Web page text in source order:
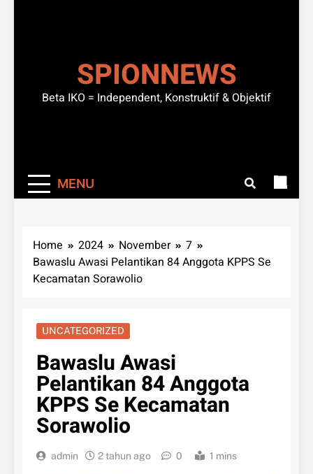
SPIONNEWS
Beta IKO = Independent, Konstruktif & Objektif
MENU
Home 2024 November
7
Bawaslu Awasi Pelantikan 84 Anggota KPPS Se
Kecamatan Sorawolio
UNCATEGORIZED
Bawaslu Awasi
Pelantikan 84 Anggota
KPPS Se Kecamatan
Sorawolio
admin 2 tahun ago 0 1 mins